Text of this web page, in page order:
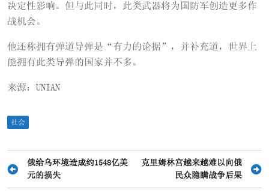
决定性影响。但与此同时，此类武器将为国防军创造更多作
战机会。
他还称拥有弹道导弹是“有力的论据”，并补充道，世界上
能拥有此类导弹的国家并不多。
来源：UNIAN
社会
文
俄给乌环境造成约1548亿美
元的损失
克里姆林宫越来越难以向俄
民众隐瞒战争后果